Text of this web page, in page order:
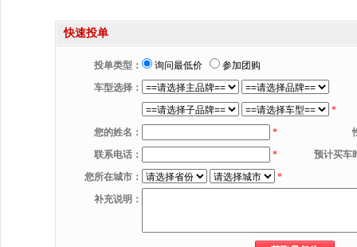
快速投单
投单类型： 询问最低价
参加团购
车型选择：
*
您的姓名：
*
联系电话：
*
预计买车
您所在城市：
*
补充说明：